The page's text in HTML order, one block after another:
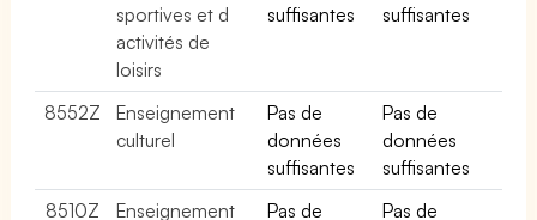
sportives et d
activités de
loisirs
suffisantes
suffisantes
8552Z
Enseignement
culturel
Pas de
données
suffisantes
Pas de
données
suffisantes
8510Z
Enseignement
Pas de
Pas de